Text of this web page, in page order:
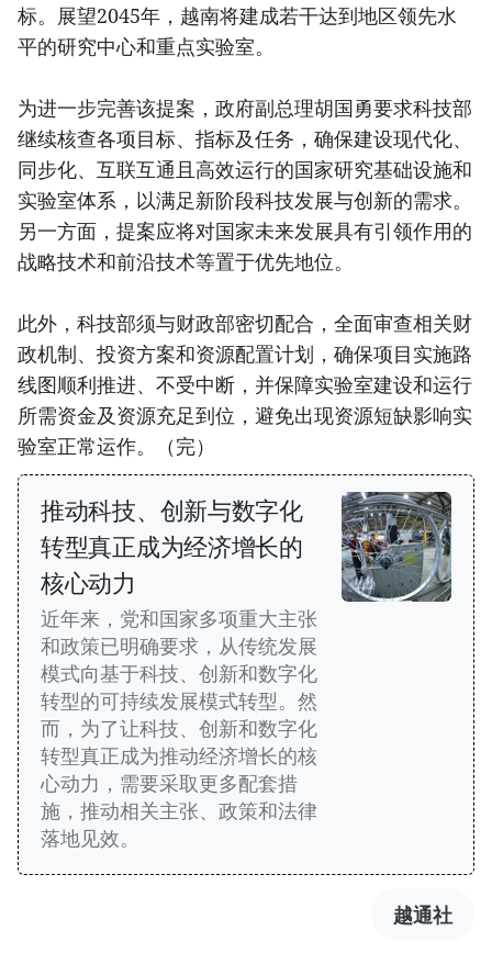
标。展望2045年，越南将建成若干达到地区领先水
平的研究中心和重点实验室。
为进一步完善该提案，政府副总理胡国勇要求科技部
继续核查各项目标、指标及任务，确保建设现代化、
同步化、互联互通且高效运行的国家研究基础设施和
实验室体系，以满足新阶段科技发展与创新的需求。
另一方面，提案应将对国家未来发展具有引领作用的
战略技术和前沿技术等置于优先地位。
此外，科技部须与财政部密切配合，全面审查相关财
政机制、投资方案和资源配置计划，确保项目实施路
线图顺利推进、不受中断，并保障实验室建设和运行
所需资金及资源充足到位，避免出现资源短缺影响实
验室正常运作。（完）
推动科技、创新与数字化
转型真正成为经济增长的
核心动力
近年来，党和国家多项重大主张
和政策已明确要求，从传统发展
模式向基于科技、创新和数字化
转型的可持续发展模式转型。然
而，为了让科技、创新和数字化
转型真正成为推动经济增长的核
心动力，需要采取更多配套措
施，推动相关主张、政策和法律
落地见效。
越通社